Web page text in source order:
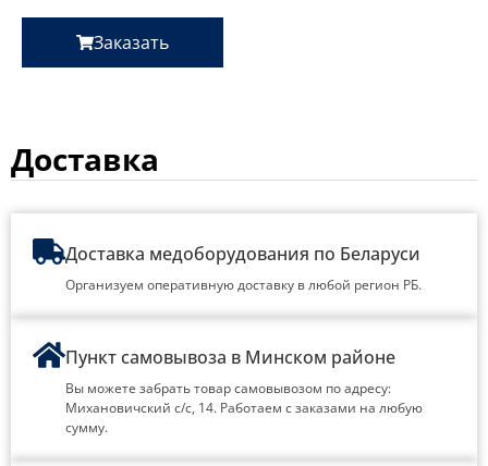
Заказать
Доставка
Доставка медоборудования по Беларуси
Организуем оперативную доставку в любой регион РБ.
Пункт самовывоза в Минском районе
Вы можете забрать товар самовывозом по адресу:
Михановичский с/с, 14. Работаем с заказами на любую
сумму.